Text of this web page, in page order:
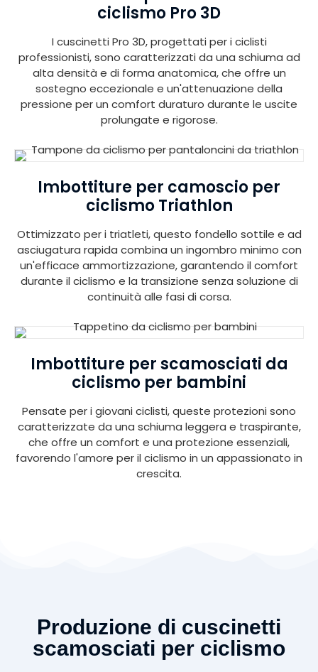
ciclismo Pro 3D
I cuscinetti Pro 3D, progettati per i ciclisti
professionisti, sono caratterizzati da una schiuma ad
alta densità e di forma anatomica, che offre un
sostegno eccezionale e un'attenuazione della
pressione per un comfort duraturo durante le uscite
prolungate e rigorose.
Imbottiture per camoscio per
ciclismo Triathlon
Ottimizzato per i triatleti, questo fondello sottile e ad
asciugatura rapida combina un ingombro minimo con
un'efficace ammortizzazione, garantendo il comfort
durante il ciclismo e la transizione senza soluzione di
continuità alle fasi di corsa.
Imbottiture per scamosciati da
ciclismo per bambini
Pensate per i giovani ciclisti, queste protezioni sono
caratterizzate da una schiuma leggera e traspirante,
che offre un comfort e una protezione essenziali,
favorendo l'amore per il ciclismo in un appassionato in
crescita.
Produzione di cuscinetti
scamosciati per ciclismo